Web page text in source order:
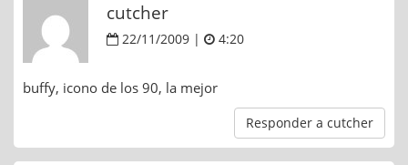
cutcher
22/11/2009 | 4:20
buffy, icono de los 90, la mejor
Responder a cutcher